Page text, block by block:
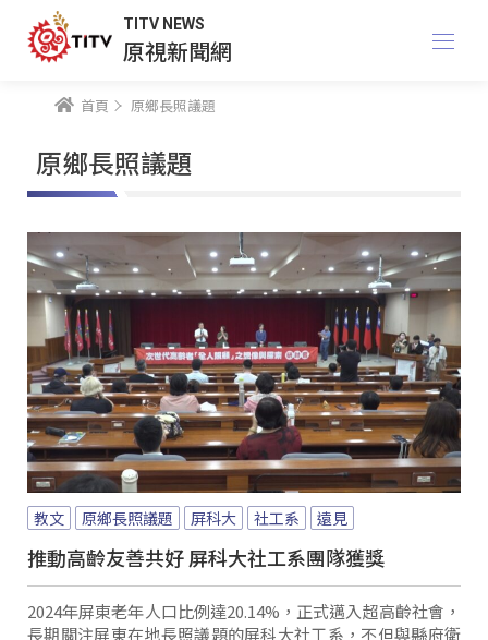
TITV NEWS
原視新聞網
首頁 原鄉長照議題
原鄉長照議題
教文 原鄉長照議題 屏科大 社工系 遠見
推動高齡友善共好 屏科大社工系團隊獲獎
2024年屏東老年人口比例達20.14%，正式邁入超高齡社會，
長期關注屏東在地長照議題的屏科大社工系，不但與縣府衛